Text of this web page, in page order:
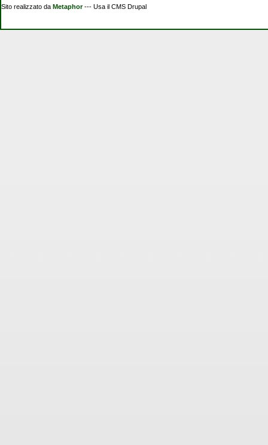
Sito realizzato da Metaphor--- Usa il CMS Drupal